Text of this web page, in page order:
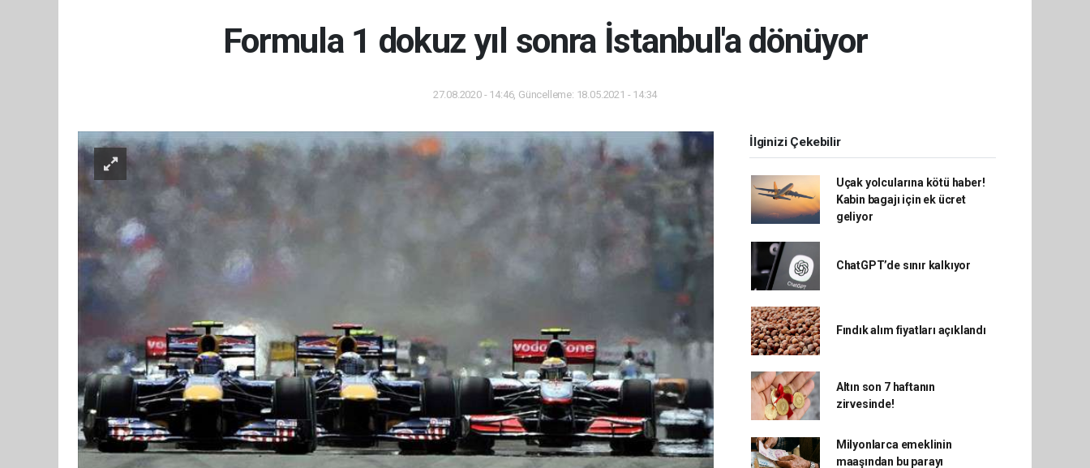
Formula 1 dokuz yıl sonra İstanbul'a dönüyor
27.08.2020 - 14:46, Güncelleme: 18.05.2021 - 14:34
İlginizi Çekebilir
Uçak yolcularına kötü haber!
Kabin bagajı için ek ücret
geliyor
ChatGPT’de sınır kalkıyor
Fındık alım fiyatları açıklandı
Altın son 7 haftanın
zirvesinde!
Milyonlarca emeklinin
maaşından bu parayı